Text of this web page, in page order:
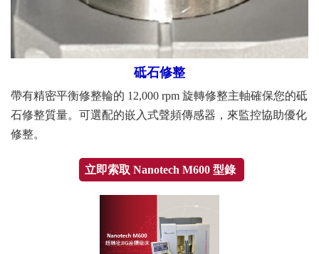
砥石修整
帶有精密平衡修整輪的 12,000 rpm 旋轉修整主軸確保您的砥
石修整質量。可選配的嵌入式聲頻傳感器，來監控協助優化
修整。
立即索取 Nanotech M600 型錄